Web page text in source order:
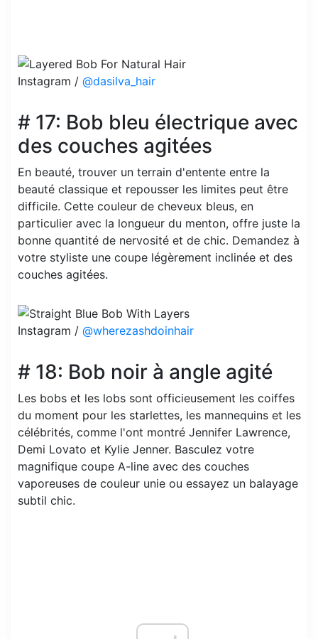
Instagram / @dasilva_hair
# 17: Bob bleu électrique avec
des couches agitées
En beauté, trouver un terrain d'entente entre la
beauté classique et repousser les limites peut être
difficile. Cette couleur de cheveux bleus, en
particulier avec la longueur du menton, offre juste la
bonne quantité de nervosité et de chic. Demandez à
votre styliste une coupe légèrement inclinée et des
couches agitées.
Instagram / @wherezashdoinhair
# 18: Bob noir à angle agité
Les bobs et les lobs sont officieusement les coiffes
du moment pour les starlettes, les mannequins et les
célébrités, comme l'ont montré Jennifer Lawrence,
Demi Lovato et Kylie Jenner. Basculez votre
magnifique coupe A-line avec des couches
vaporeuses de couleur unie ou essayez un balayage
subtil chic.